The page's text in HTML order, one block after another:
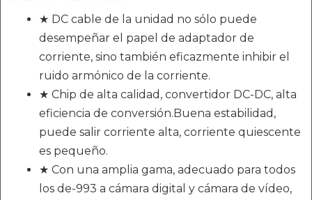
★ DC cable de la unidad no sólo puede
desempeñar el papel de adaptador de
corriente, sino también eficazmente inhibir el
ruido armónico de la corriente.
★ Chip de alta calidad, convertidor DC-DC, alta
eficiencia de conversión.Buena estabilidad,
puede salir corriente alta, corriente quiescente
es pequeño.
★ Con una amplia gama, adecuado para todos
los de-993 a cámara digital y cámara de vídeo,